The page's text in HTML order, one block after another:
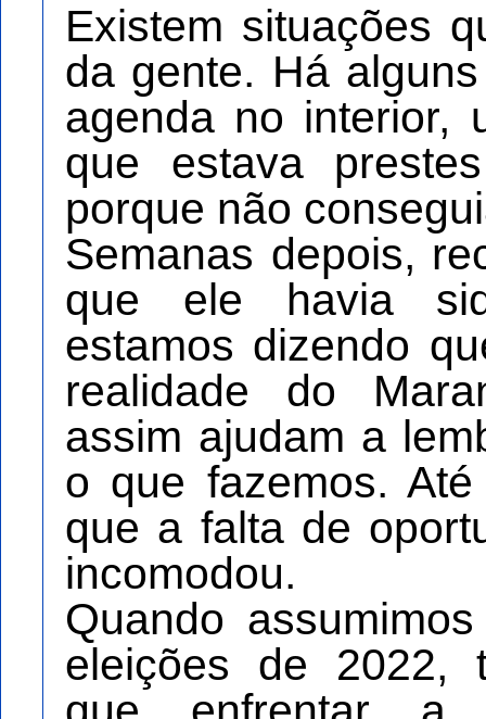
Existem situações
da gente. Há
agenda no interior,
que estava
porque não
Semanas depois,
que ele havia
estamos dizendo
realidade do
assim ajudam a
o que fazemos.
que a falta de
incomodou.
Quando
eleições de 2022,